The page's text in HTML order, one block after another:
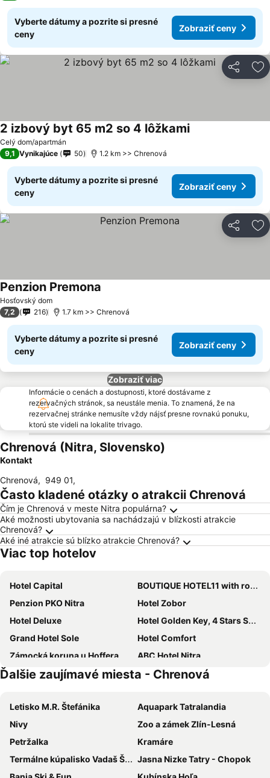
Vyberte dátumy a pozrite si presné
ceny
Zobraziť ceny
Zdieľať
Celý dom/apartmán
2 izbový byt 65 m2 so 4 lôžkami
9,1 Vynikajúce 50 1.2 km >> Chrenová
Vyberte dátumy a pozrite si presné
ceny
Zobraziť ceny
Zdieľať
Hosťovský dom
Penzion Premona
7,2 216 1.7 km >> Chrenová
Vyberte dátumy a pozrite si presné
ceny
Zobraziť ceny
Zobraziť viac
Informácie o cenách a dostupnosti, ktoré dostávame z
rezervačných stránok, sa neustále menia. To znamená, že na
rezervačnej stránke nemusíte vždy nájsť presne rovnakú ponuku,
ktorú ste videli na lokalite trivago.
Chrenová (Nitra, Slovensko)
Kontakt
Chrenová, 949 01,
Často kladené otázky o atrakcii Chrenová
Čím je Chrenová v meste Nitra populárna?
Aké možnosti ubytovania sa nachádzajú v blízkosti atrakcie
Chrenová?
Aké iné atrakcie sú blízko atrakcie Chrenová?
Viac top hotelov
Hotel Capital
BOUTIQUE HOTEL11 with rooftop SPA
Penzion PKO Nitra
Hotel Zobor
Hotel Deluxe
Hotel Golden Key, 4 Stars Superior
Grand Hotel Sole
Hotel Comfort
Zámocká koruna u Hoffera
ABC Hotel Nitra
Mikado Hotel
Park Hotel Tartuf
Chateau Appony
Hotel Predium
Hotel Centrum
Zámok u Grofa
Hotel Auto Jas
Penzion Vila Aria
Penzión Naj
U Krba
Ďalšie zaujímavé miesta - Chrenová
Letisko M.R. Štefánika
Aquapark Tatralandia
Nivy
Zoo a zámek Zlín-Lesná
Petržalka
Kramáre
Termálne kúpalisko Vadaš Štúrovo
Jasna Nizke Tatry - Chopok